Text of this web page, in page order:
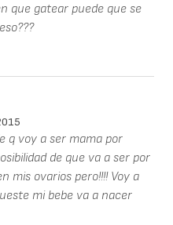
que gatear puede que se
q voy a ser mama por
de que va a ser por
mis ovarios pero!!!! Voy a
mi bebe va a nacer